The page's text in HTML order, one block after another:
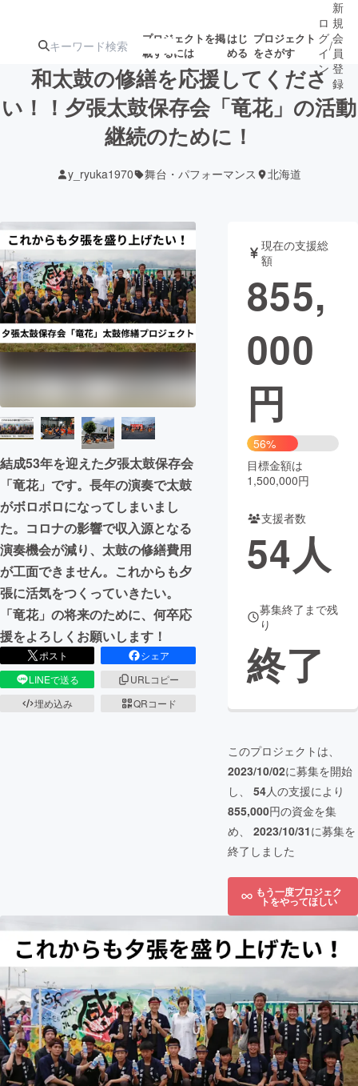
プロジェクトを掲
載するには
はじ
める
プロジェクト
をさがす
注目のリ 注目の新着プロ募集終了が近いプ
テクノロジー・ガジェット
映像・映画 書籍・雑誌
ビジネス・起業 チャレンジ
CAMPFIRE for Social Good
CAMPFIRE Creation
CAMPFIREふるさと納税machi-ya コミュニティ
ロ
グ
イ
ン
/
新
規
会
員
登
録
和太鼓の修繕を応援してくださ
い！！夕張太鼓保存会「竜花」の活動
継続のために！
y_ryuka1970 舞台・パフォーマンス 北海道
結成53年を迎えた夕張太鼓保存会
「竜花」です。長年の演奏で太鼓
がボロボロになってしまいまし
た。コロナの影響で収入源となる
演奏機会が減り、太鼓の修繕費用
が工面できません。これからも夕
張に活気をつくっていきたい。
「竜花」の将来のために、何卒応
援をよろしくお願いします！
ポスト
シェア
LINEで送る
URLコピー
埋め込み
QRコード
現在の支援総
額
855,
000
円
56%
目標金額は
1,500,000円
支援者数
54人
募集終了まで残
り
終了
このプロジェクトは、
2023/10/02に募集を開始
し、 54人の支援により
855,000円の資金を集
め、 2023/10/31に募集を
終了しました
もう一度プロジェク
トをやってほしい